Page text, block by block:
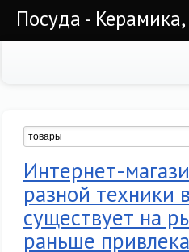
Посуда -
Интернет-
разной техники
существует на
раньше